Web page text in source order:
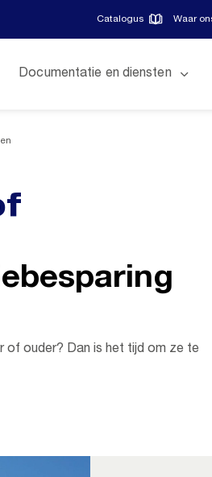
Catalogus Waar
Documentatie en diensten
of ouder? Dan is het tijd om ze te